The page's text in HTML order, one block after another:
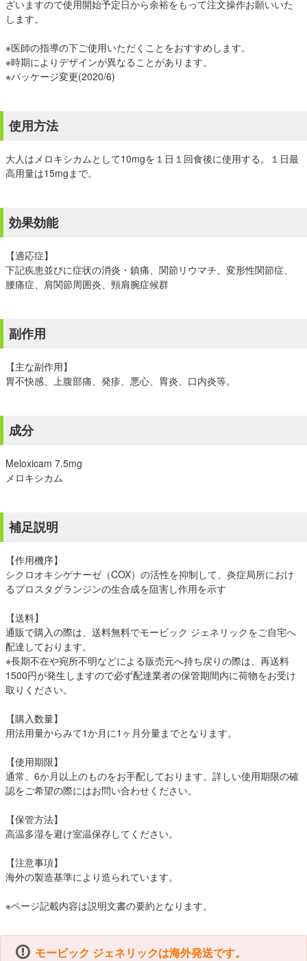
ざいますので使用開始予定日から余裕をもって注文操作お願いいた
します。
※医師の指導の下ご使用いただくことをおすすめします。
※時期によりデザインが異なることがあります。
※パッケージ変更(2020/6)
使用方法
大人はメロキシカムとして10mgを１日１回食後に使用する。１日最
高用量は15mgまで。
効果効能
【適応症】
下記疾患並びに症状の消炎・鎮痛、関節リウマチ、変形性関節症、
腰痛症、肩関節周囲炎、頸肩腕症候群
副作用
【主な副作用】
胃不快感、上腹部痛、発疹、悪心、胃炎、口内炎等。
成分
Meloxicam 7.5mg
メロキシカム
補足説明
【作用機序】
シクロオキシゲナーゼ（COX）の活性を抑制して、炎症局所におけ
るプロスタグランジンの生合成を阻害し作用を示す
【送料】
通販で購入の際は、送料無料でモービック ジェネリックをご自宅へ
配達しております。
※長期不在や宛所不明などによる販売元へ持ち戻りの際は、再送料
1500円が発生しますので必ず配達業者の保管期間内に荷物をお受け
取りください。
【購入数量】
用法用量からみて1か月に1ヶ月分量までとなります。
【使用期限】
通常、6か月以上のものをお手配しております。詳しい使用期限の確
認をご希望の際にはお問い合わせください。
【保管方法】
高温多湿を避け室温保存してください。
【注意事項】
海外の製造基準により造られています。
※ページ記載内容は説明文書の要約となります。
モービック ジェネリックは海外発送です。